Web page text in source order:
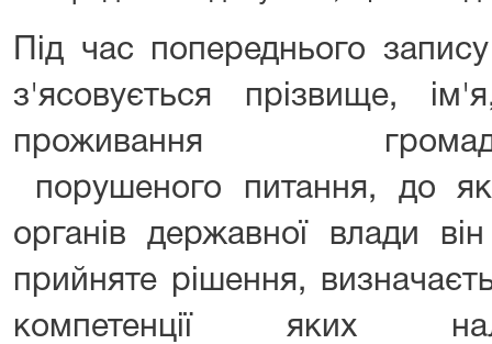
Під час попереднього
з'ясовується прізвище,
проживання
порушеного питання, до
органів державної влади
прийняте рішення,
компетенції яких